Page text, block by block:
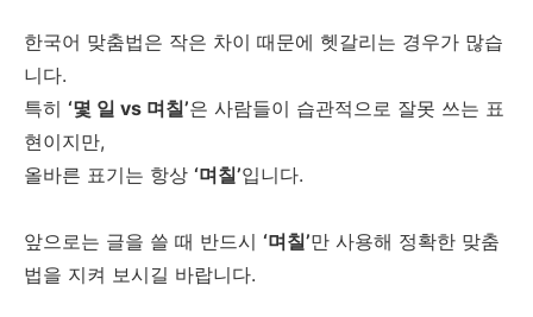
한국어 맞춤법은 작은 차이 때문에 헷갈리는 경우가 많습
니다.
특히 ‘몇 일 vs 며칠’은 사람들이 습관적으로 잘못 쓰는 표
현이지만,
올바른 표기는 항상 ‘며칠’입니다.
앞으로는 글을 쓸 때 반드시 ‘며칠’만 사용해 정확한 맞춤
법을 지켜 보시길 바랍니다.